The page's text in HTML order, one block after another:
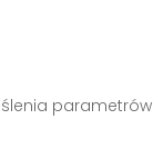
parametrów